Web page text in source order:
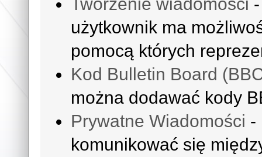
użytkownik ma
pomocą których
Kod Bulletin Board
można dodawać kody
Prywatne Wiadomości -
komunikować się